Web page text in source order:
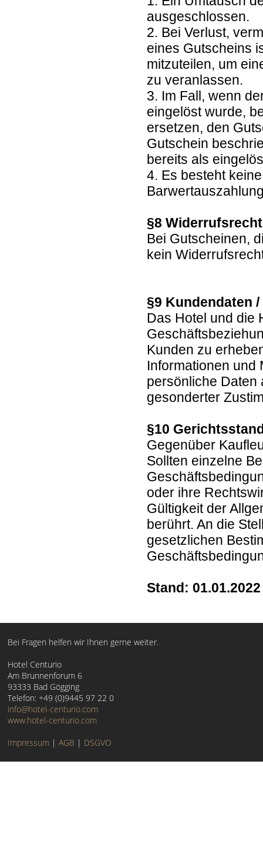
ausgeschlossen.
2. Bei Verlust,
eines Gutscheins
mitzuteilen, um
zu veranlassen.
3. Im Fall, wenn
eingelöst wurde,
ersetzen, den
Gutschein
bereits als
4. Es besteht
§8
Bei Gutscheinen,
kein
§9 Kundendaten
Das Hotel und die
Kunden zu
Informationen und
persönliche Daten
gesonderter
§10
Gegenüber
Sollten einzelne
oder ihre
Gültigkeit der
berührt. An die
gesetzlichen
Stand: 01.01.2022
Bei Fragen helfen wir Ihnen gerne weiter.
Hotel Centurio
Am Brunnenforum 6
93333 Bad Gögging
Telefon: +49 (0)9445 97 22 0
info@hotel-centurio.com
www.hotel-centurio.com
Impressum | AGB | DSGVO